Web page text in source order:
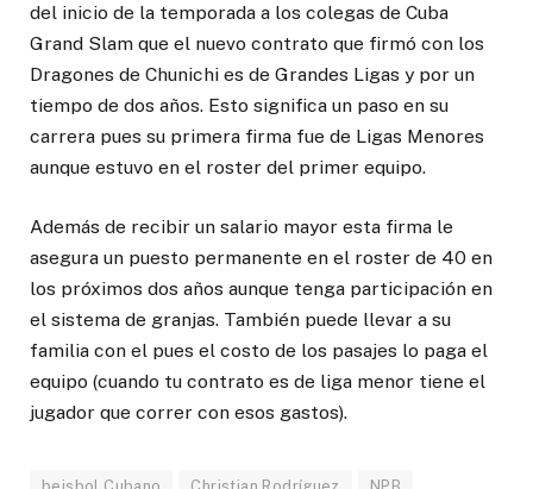
del inicio de la temporada a los colegas de Cuba
Grand Slam que el nuevo contrato que firmó con los
Dragones de Chunichi es de Grandes Ligas y por un
tiempo de dos años. Esto significa un paso en su
carrera pues su primera firma fue de Ligas Menores
aunque estuvo en el roster del primer equipo.
Además de recibir un salario mayor esta firma le
asegura un puesto permanente en el roster de 40 en
los próximos dos años aunque tenga participación en
el sistema de granjas. También puede llevar a su
familia con el pues el costo de los pasajes lo paga el
equipo (cuando tu contrato es de liga menor tiene el
jugador que correr con esos gastos).